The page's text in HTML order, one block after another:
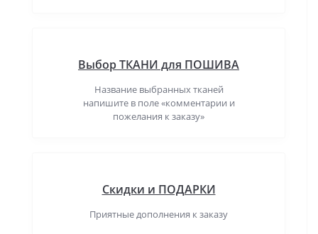
Выбор ТКАНИ для ПОШИВА
Название выбранных тканей
напишите в поле «комментарии и
пожелания к заказу»
Скидки и ПОДАРКИ
Приятные дополнения к заказу